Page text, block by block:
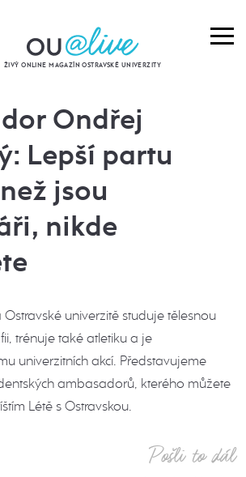
ŽIVÝ ONLINE MAGAZÍN OSTRAVSKÉ UNIVERZITY
Ondřej
Lepší partu
jsou
nikde
univerzitě studuje tělesnou
trénuje také atletiku a je
univerzitních akcí. Představujeme
ambasadorů, kterého můžete
Létě s Ostravskou.
Pošli to dál